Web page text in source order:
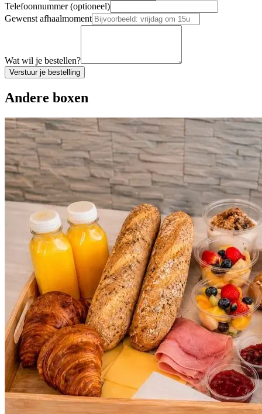
Telefoonnummer (optioneel)
Gewenst afhaalmoment
Wat wil je bestellen?
Verstuur je bestelling
Andere boxen